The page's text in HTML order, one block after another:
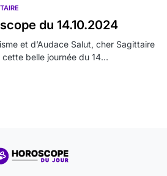
du 14.10.2024
et d’Audace Salut, cher Sagittaire
belle journée du 14…